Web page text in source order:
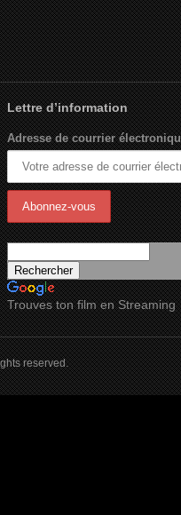
Lettre d’information
Adresse de courrier
Trouves ton film en Streaming
reserved.